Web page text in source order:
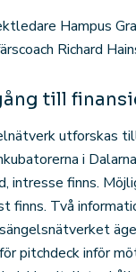
Hampus
Richard
till
utforskas
i
intresse finns.
finns. Två
pitchdeck inför